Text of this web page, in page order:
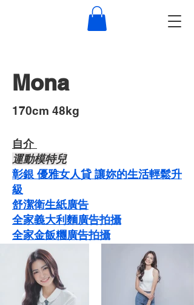
Mona
​170cm 48kg
自介 ​
運動模特兒
彰銀 優雅女人貸 讓妳的生活輕鬆升
級
舒潔衛生紙廣告
​​全家義大利麵廣告拍攝
​全家金飯糰廣告拍攝